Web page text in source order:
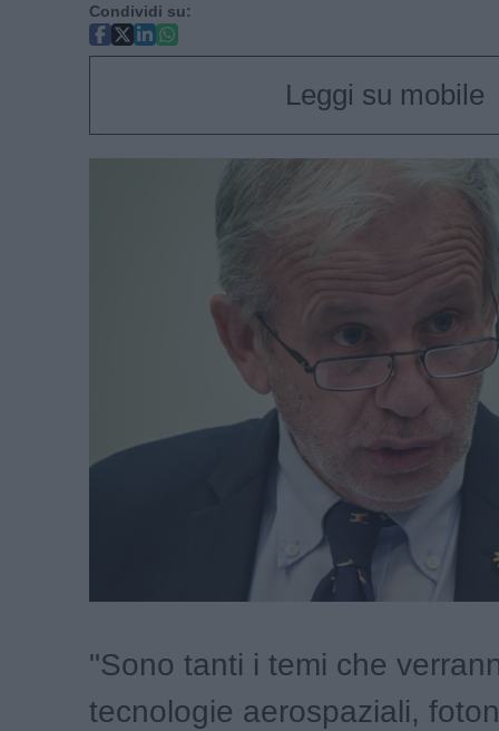
Condividi su:
Leggi su mobile
"Sono tanti i temi che
tecnologie aerospaziali,